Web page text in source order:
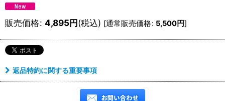
販売価格: 4,895円(税込) [通常販売価格: 5,500円]
返品特約に関する重要事項